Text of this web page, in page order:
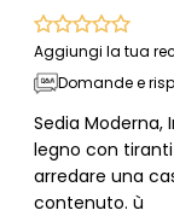
Aggiungi la tua
Domande e
Sedia
legno con
arredare una
contenuto. ù